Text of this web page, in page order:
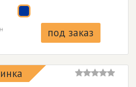
под заказ